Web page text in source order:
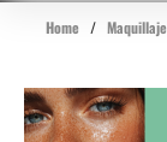
Home / Maquillaje